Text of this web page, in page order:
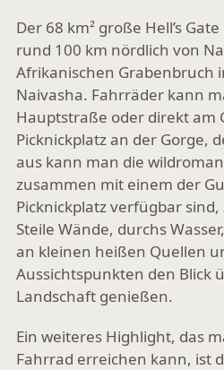
Der 68 km² große Hell’s
rund 100 km nördlich von
Afrikanischen Grabenbruch
Naivasha. Fahrräder kann
Hauptstraße oder direkt am
Picknickplatz an der Gorge,
aus kann man die
zusammen mit einem der
Picknickplatz verfügbar
Steile Wände, durchs
an kleinen heißen Quellen
Aussichtspunkten den Blick
Landschaft genießen.
Ein weiteres Highlight, das
Fahrrad erreichen kann, ist